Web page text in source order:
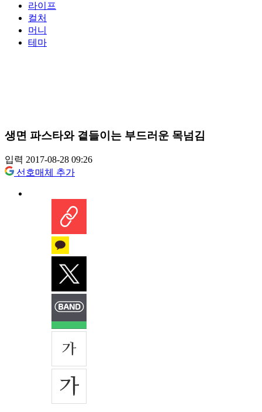
라이프
컬처
머니
테마
생면 파스타와 곁들이는 부드러운 목넘김
입력 2017-08-28 09:26
선호매체 추가